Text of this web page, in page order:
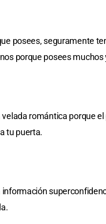
posees, seguramente
porque posees muchos
romántica porque
tu puerta.